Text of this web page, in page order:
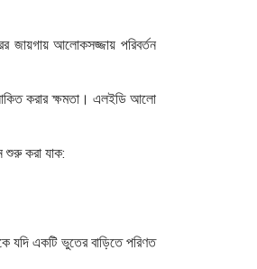
আলোকসজ্জায় পরিবর্তন
করার ক্ষমতা। এলইডি আলো
শুরু করা যাক:
যদি একটি ভুতের বাড়িতে পরিণত